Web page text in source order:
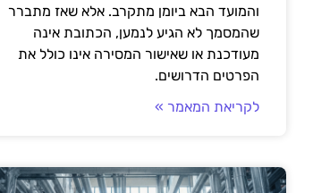
והמועד הבא ביומן מתקרב. אלא שאז מתברר
שהמסמך לא הגיע לנמען, הכתובת אינה
מעודכנת או שאישור המסירה אינו כולל את
הפרטים הדרושים.
לקריאת המאמר »